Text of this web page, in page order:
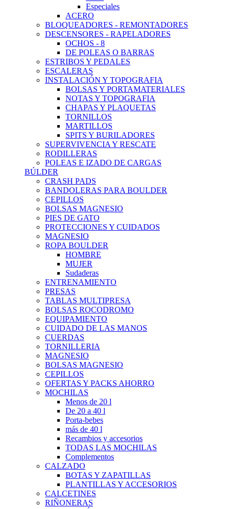
Especiales
ACERO
BLOQUEADORES - REMONTADORES
DESCENSORES - RAPELADORES
OCHOS - 8
DE POLEAS O BARRAS
ESTRIBOS Y PEDALES
ESCALERAS
INSTALACIÓN Y TOPOGRAFIA
BOLSAS Y PORTAMATERIALES
NOTAS Y TOPOGRAFIA
CHAPAS Y PLAQUETAS
TORNILLOS
MARTILLOS
SPITS Y BURILADORES
SUPERVIVENCIA Y RESCATE
RODILLERAS
POLEAS E IZADO DE CARGAS
BÚLDER
CRASH PADS
BANDOLERAS PARA BOULDER
CEPILLOS
BOLSAS MAGNESIO
PIES DE GATO
PROTECCIONES Y CUIDADOS
MAGNESIO
ROPA BOULDER
HOMBRE
MUJER
Sudaderas
ENTRENAMIENTO
PRESAS
TABLAS MULTIPRESA
BOLSAS ROCODROMO
EQUIPAMIENTO
CUIDADO DE LAS MANOS
CUERDAS
TORNILLERIA
MAGNESIO
BOLSAS MAGNESIO
CEPILLOS
OFERTAS Y PACKS AHORRO
MOCHILAS
Menos de 20 l
De 20 a 40 l
Porta-bebes
más de 40 l
Recambios y accesorios
TODAS LAS MOCHILAS
Complementos
CALZADO
BOTAS Y ZAPATILLAS
PLANTILLAS Y ACCESORIOS
CALCETINES
RIÑONERAS